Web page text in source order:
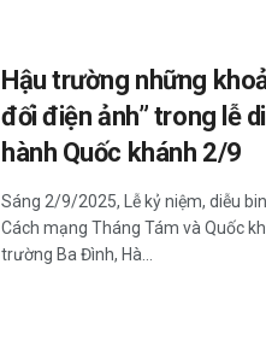
Hậu trường những
đối điện ảnh” trong lễ
hành Quốc khánh 2/9
Sáng 2/9/2025, Lễ kỷ niệm, diễu
Cách mạng Tháng Tám và Quốc
trường Ba Đình, Hà...